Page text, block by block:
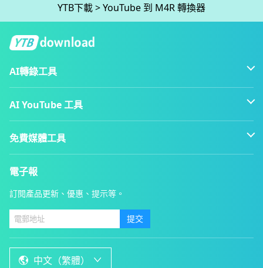
YTB下載>YouTube 到 M4R 轉換器
AI轉錄工具
AI YouTube 工具
免費媒體工具
電子報
訂閱產品更新、優惠、提示等。
提交
中文（繁體）